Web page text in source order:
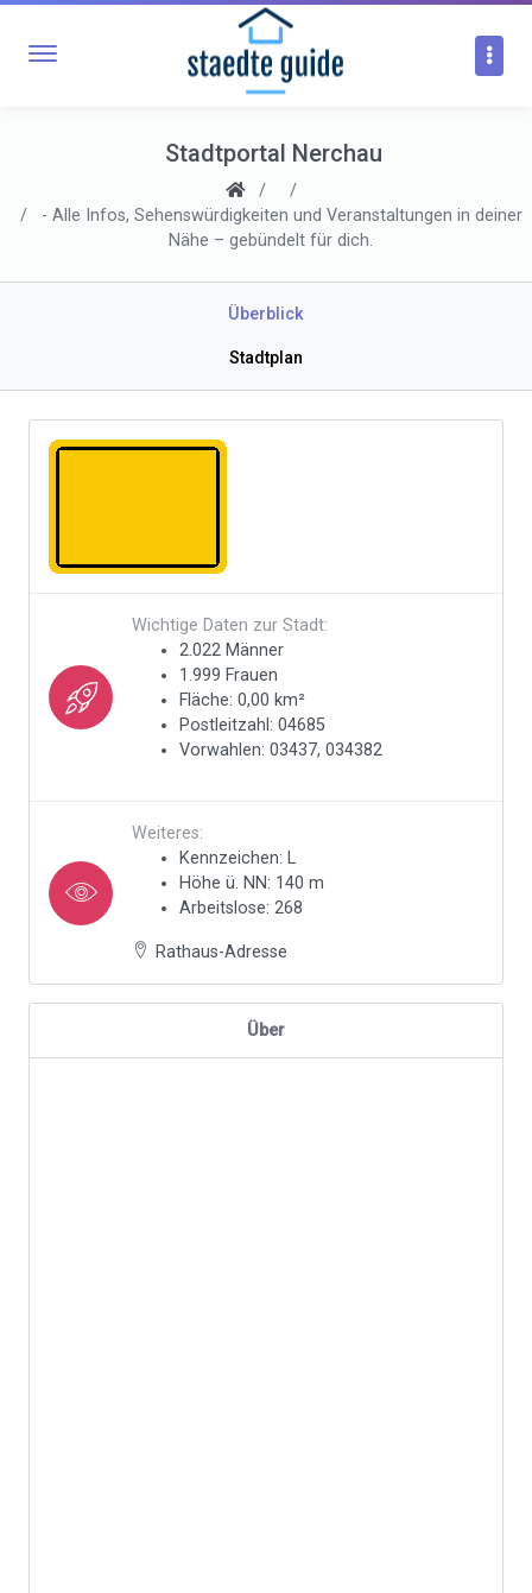
Stadtportal Nerchau
- Alle Infos, Sehenswürdigkeiten und Veranstaltungen in deiner
Nähe – gebündelt für dich.
Überblick
Stadtplan
Wichtige Daten zur Stadt:
2.022 Männer
1.999 Frauen
Fläche: 0,00 km²
Postleitzahl: 04685
Vorwahlen: 03437, 034382
Weiteres:
Kennzeichen: L
Höhe ü. NN: 140 m
Arbeitslose: 268
Rathaus-Adresse
Über